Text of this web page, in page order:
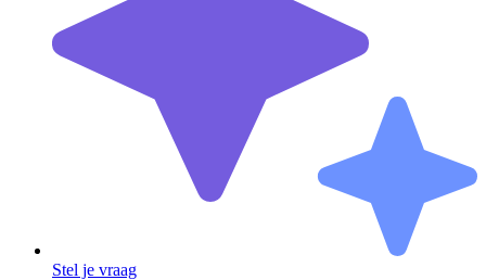
Stel je vraag